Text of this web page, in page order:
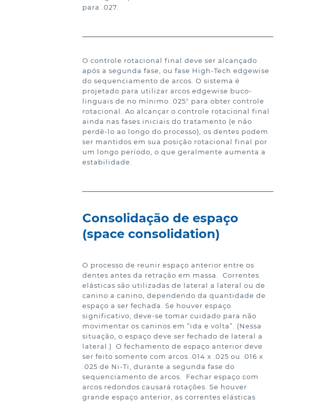
para .027.
O controle rotacional final deve ser alcançado
após a segunda fase, ou fase High-Tech edgewise
do sequenciamento de arcos. O sistema é
projetado para utilizar arcos edgewise buco-
linguais de no mínimo .025" para obter controle
rotacional. Ao alcançar o controle rotacional final
ainda nas fases iniciais do tratamento (e não
perdê-lo ao longo do processo), os dentes podem
ser mantidos em sua posição rotacional final por
um longo período, o que geralmente aumenta a
estabilidade.
Consolidação de espaço
(space consolidation)
O processo de reunir espaço anterior entre os
dentes antes da retração em massa.  Correntes
elásticas são utilizadas de lateral a lateral ou de
canino a canino, dependendo da quantidade de
espaço a ser fechada. Se houver espaço
significativo, deve-se tomar cuidado para não
movimentar os caninos em “ida e volta”. (Nessa
situação, o espaço deve ser fechado de lateral a
lateral.)  O fechamento de espaço anterior deve
ser feito somente com arcos .014 x .025 ou .016 x
.025 de Ni-Ti, durante a segunda fase do
sequenciamento de arcos.  Fechar espaço com
arcos redondos causará rotações. Se houver
grande espaço anterior, as correntes elásticas